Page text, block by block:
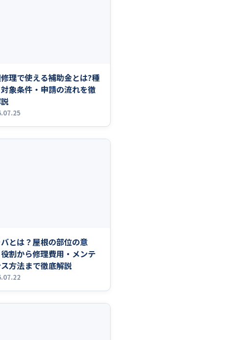
理で使える補助金とは?種
象条件・申請の流れを徹
とは？屋根の部位の意
割から修理費用・メンテ
方法まで徹底解説